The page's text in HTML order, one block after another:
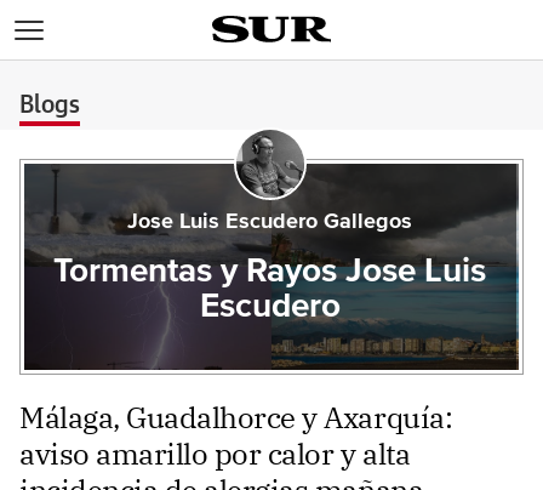
Blogs
Jose Luis Escudero Gallegos
Tormentas y Rayos Jose Luis
Escudero
Málaga, Guadalhorce y Axarquía:
aviso amarillo por calor y alta